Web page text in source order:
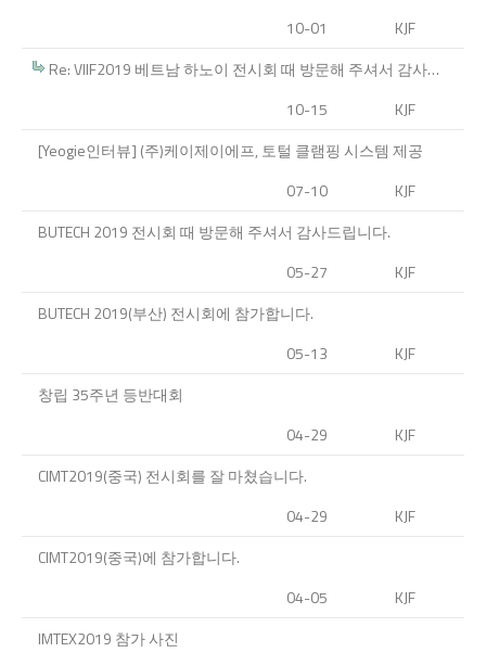
KJF
10-01
Re: VIIF2019 베트남 하노이 전시회 때 방문해 주셔서 감사합니다.
KJF
10-15
[Yeogie인터뷰] (주)케이제이에프, 토털 클램핑 시스템 제공
KJF
07-10
BUTECH 2019 전시회 때 방문해 주셔서 감사드립니다.
KJF
05-27
BUTECH 2019(부산) 전시회에 참가합니다.
KJF
05-13
창립 35주년 등반대회
KJF
04-29
CIMT2019(중국) 전시회를 잘 마쳤습니다.
KJF
04-29
CIMT2019(중국)에 참가합니다.
KJF
04-05
IMTEX2019 참가 사진